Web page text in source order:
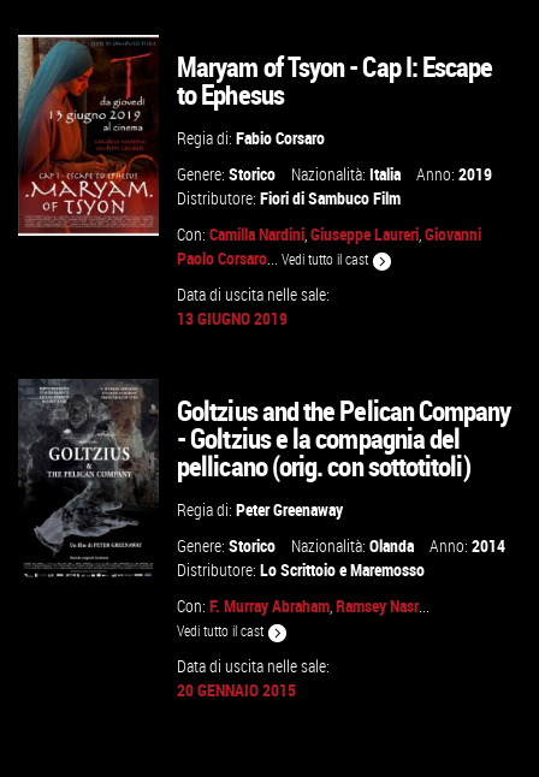
VAI ALLA SCHEDA
Maryam of Tsyon - Cap I: Escape
to Ephesus
Regia di:Fabio Corsaro
Genere:Storico Nazionalità:Italia Anno:2019
Distributore:Fiori di Sambuco Film
Con:Camilla Nardini ,Giuseppe Laureri ,Giovanni
Paolo Corsaro ...Vedi tutto il cast
Data di uscita nelle sale:
13 GIUGNO 2019
Goltzius and the Pelican Company
- Goltzius e la compagnia del
pellicano (orig. con sottotitoli)
Regia di:Peter Greenaway
Genere:Storico Nazionalità:Olanda Anno:2014
Distributore:Lo ScrittoioeMaremosso
Con:F. Murray Abraham ,Ramsey Nasr...
Vedi tutto il cast
Data di uscita nelle sale:
20 GENNAIO 2015